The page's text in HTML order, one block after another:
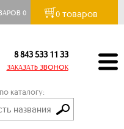
0 0 товаров
8 843 533 11 33
ЗАКАЗАТЬ ЗВОНОК
каталогу: